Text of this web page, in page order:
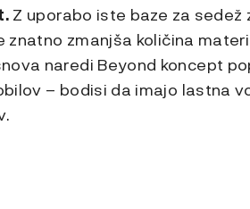
Z uporabo iste baze za
znatno zmanjša količina
naredi Beyond koncept
– bodisi da imajo lastna